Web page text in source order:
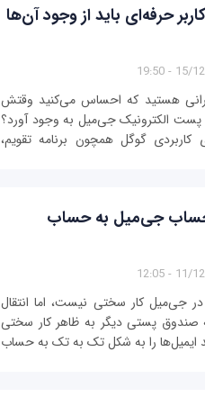
حرفه‌ای باید از وجود آن‌ها
15/12/
هستید که احساس می‌کنید وقتش
پست الکترونیک جی‌میل به وجود آورد؟
گوگل همچون برنامه تقویم،
حساب جی‌میل به حساب
11/12/
جی‌میل کار سختی نیست، اما انتقال
صندوق پستی دیگر به ظاهر کار سختی
ایمیل‌ها را به شکل تک به تک به حساب